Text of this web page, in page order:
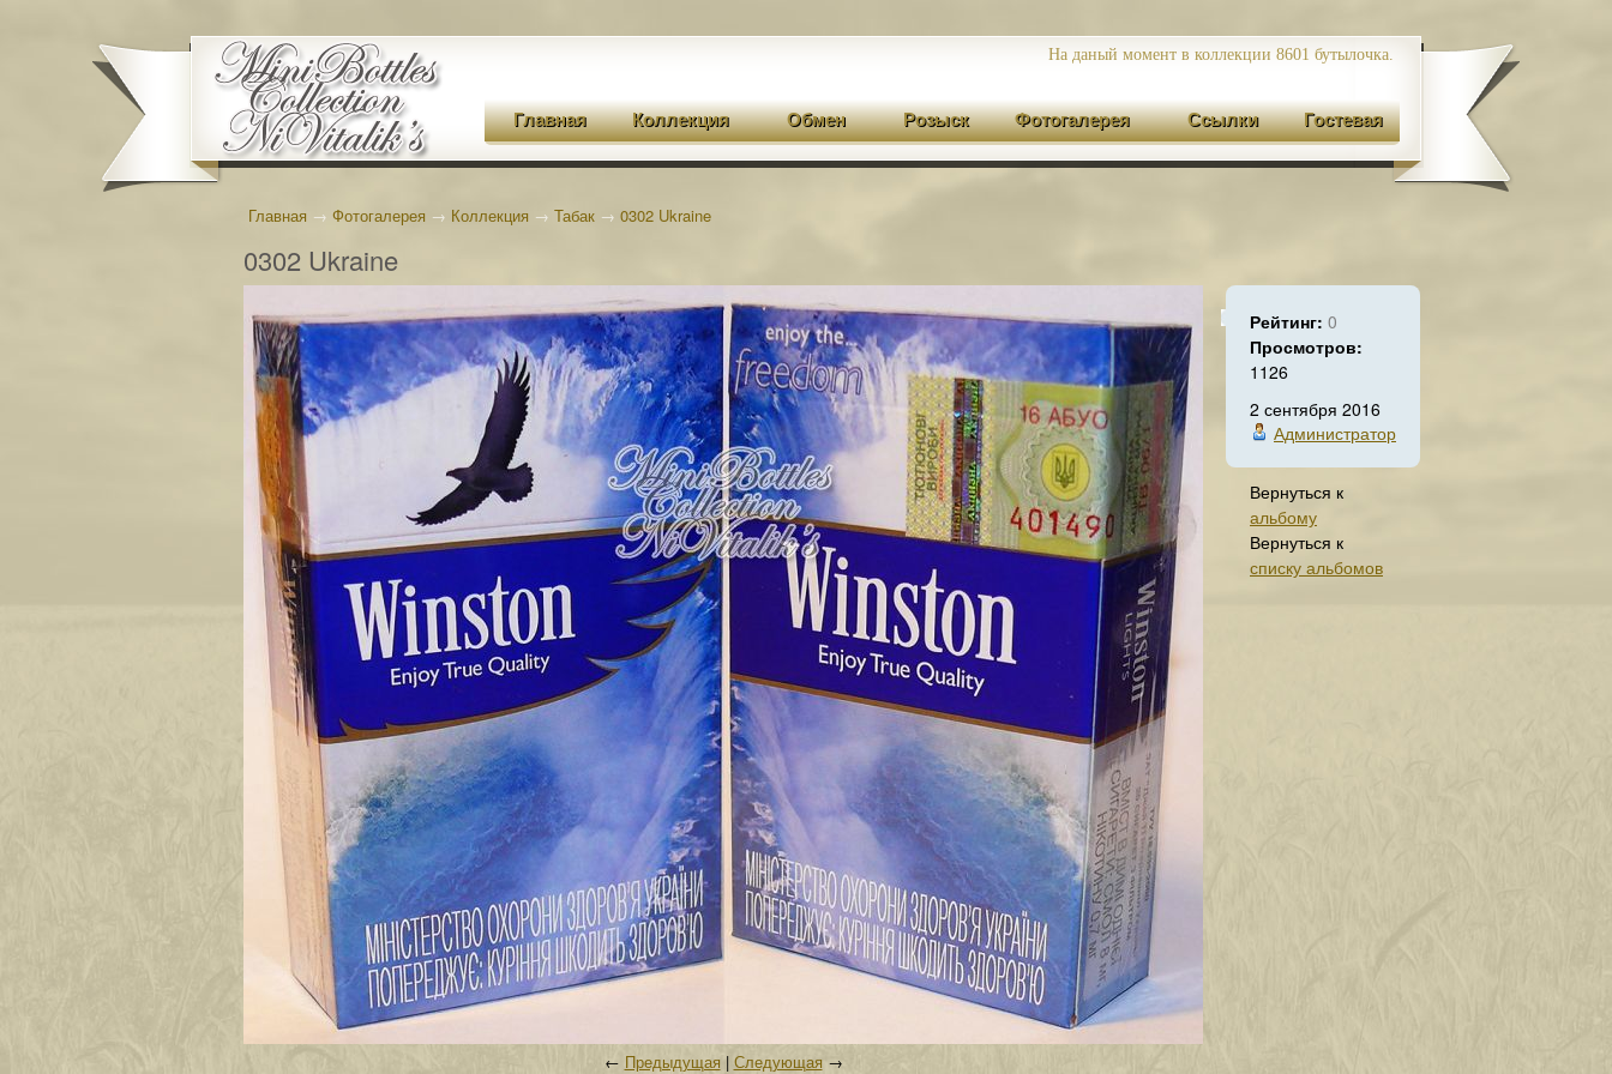
На даный момент в коллекции 8601 бутылочка.
Главная Коллекция Обмен Розыск Фотогалерея Ссылки Гостевая
Главная → Фотогалерея → Коллекция → Табак → 0302 Ukraine
0302 Ukraine
← Предыдущая| Следующая→
Рейтинг: 0
Просмотров:
1126
2 сентября 2016
Администратор
Вернуться к
альбому
Вернуться к
списку альбомов